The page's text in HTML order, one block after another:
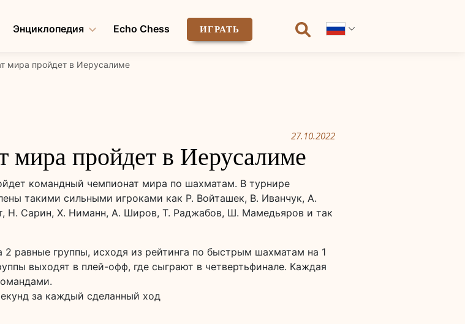
Энциклопедия Echo Chess ИГРАТЬ
мира пройдет в Иерусалиме
27.10.2022
пройдет в Иерусалиме
командный чемпионат мира по шахматам. В турнире
такими сильными игроками как Р. Войташек, В. Иванчук, А.
Н. Сарин, Х. Ниманн, А. Широв, Т. Раджабов, Ш. Мамедьяров и так
2 равные группы, исходя из рейтинга по быстрым шахматам на 1
выходят в плей-офф, где сыграют в четвертьфинале. Каждая
за каждый сделанный ход